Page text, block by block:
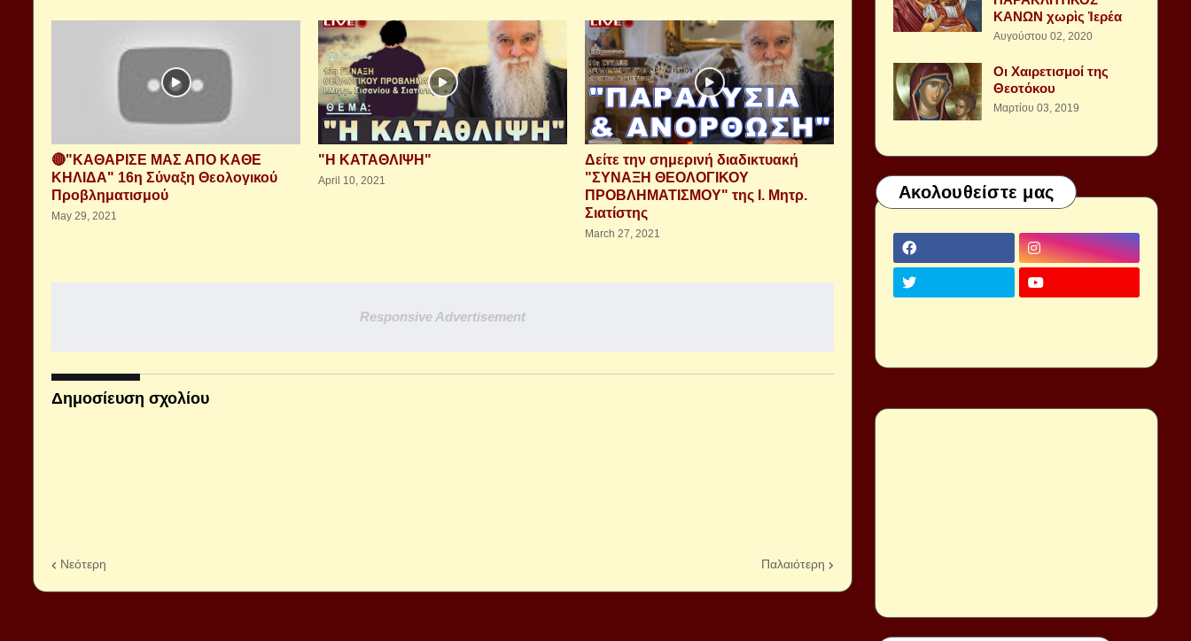
🔴"ΚΑΘΑΡΙΣΕ ΜΑΣ ΑΠΟ ΚΑΘΕ
ΚΗΛΙΔΑ" 16η Σύναξη Θεολογικού
Προβληματισμού
May 29, 2021
"Η ΚΑΤΑΘΛΙΨΗ"
April 10, 2021
Δείτε την σημερινή διαδικτυακή
"ΣΥΝΑΞΗ ΘΕΟΛΟΓΙΚΟΥ
ΠΡΟΒΛΗΜΑΤΙΣΜΟΥ" της Ι. Μητρ.
Σιατίστης
March 27, 2021
Responsive Advertisement
Δημοσίευση σχολίου
Νεότερη Παλαιότερη
ΚΑΝΩΝ χωρὶς Ἱερέα
Αυγούστου 02, 2020
Οι Χαιρετισμοί της
Θεοτόκου
Μαρτίου 03, 2019
Ακολουθείστε μας